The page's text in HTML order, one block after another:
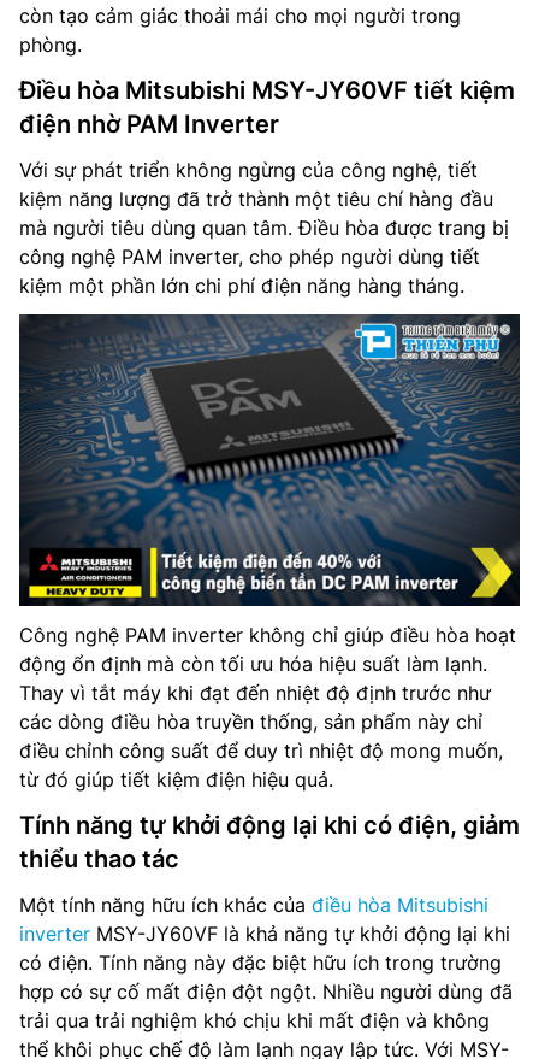
còn tạo cảm giác thoải mái cho mọi người trong
phòng.
Điều hòa Mitsubishi MSY-JY60VF tiết kiệm
điện nhờ PAM Inverter
Với sự phát triển không ngừng của công nghệ, tiết
kiệm năng lượng đã trở thành một tiêu chí hàng đầu
mà người tiêu dùng quan tâm. Điều hòa được trang bị
công nghệ PAM inverter, cho phép người dùng tiết
kiệm một phần lớn chi phí điện năng hàng tháng.
Công nghệ PAM inverter không chỉ giúp điều hòa hoạt
động ổn định mà còn tối ưu hóa hiệu suất làm lạnh.
Thay vì tắt máy khi đạt đến nhiệt độ định trước như
các dòng điều hòa truyền thống, sản phẩm này chỉ
điều chỉnh công suất để duy trì nhiệt độ mong muốn,
từ đó giúp tiết kiệm điện hiệu quả.
Tính năng tự khởi động lại khi có điện, giảm
thiểu thao tác
Một tính năng hữu ích khác của điều hòa Mitsubishi
inverter MSY-JY60VF là khả năng tự khởi động lại khi
có điện. Tính năng này đặc biệt hữu ích trong trường
hợp có sự cố mất điện đột ngột. Nhiều người dùng đã
trải qua trải nghiệm khó chịu khi mất điện và không
thể khôi phục chế độ làm lạnh ngay lập tức. Với MSY-